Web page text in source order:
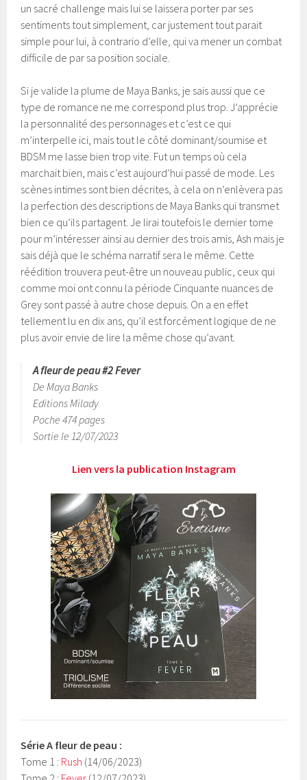
un sacré challenge mais lui se laissera porter par ses
sentiments tout simplement, car justement tout parait
simple pour lui, à contrario d’elle, qui va mener un combat
difficile de par sa position sociale.
Si je valide la plume de Maya Banks, je sais aussi que ce
type de romance ne me correspond plus trop. J’apprécie
la personnalité des personnages et c’est ce qui
m’interpelle ici, mais tout le côté dominant/soumise et
BDSM me lasse bien trop vite. Fut un temps où cela
marchait bien, mais c’est aujourd’hui passé de mode. Les
scènes intimes sont bien décrites, à cela on n’enlèvera pas
la perfection des descriptions de Maya Banks qui transmet
bien ce qu’ils partagent. Je lirai toutefois le dernier tome
pour m’intéresser ainsi au dernier des trois amis, Ash mais je
sais déjà que le schéma narratif sera le même. Cette
réédition trouvera peut-être un nouveau public, ceux qui
comme moi ont connu la période Cinquante nuances de
Grey sont passé à autre chose depuis. On a en effet
tellement lu en dix ans, qu’il est forcément logique de ne
plus avoir envie de lire la même chose qu’avant.
A fleur de peau #2 Fever
De Maya Banks
Editions Milady
Poche 474 pages
Sortie le 12/07/2023
Lien vers la publication Instagram
SérieA fleur de peau :
Tome 1 : Rush (14/06/2023)